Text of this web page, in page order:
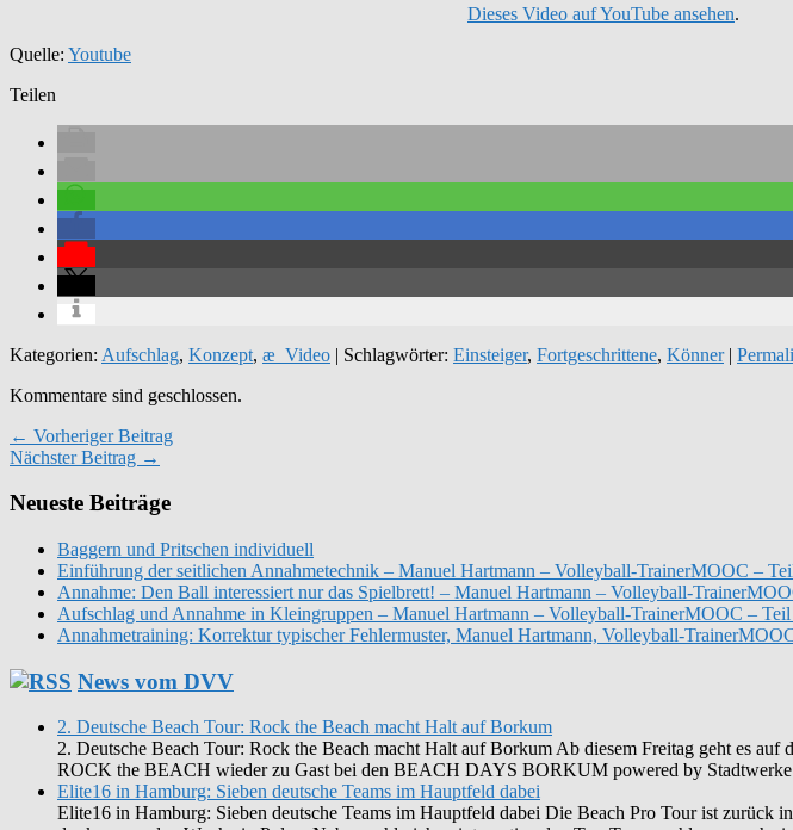
Dieses Video auf YouTube ansehen.
Quelle: Youtube
Teilen
Kategorien: Aufschlag, Konzept, æ_Video | Schlagwörter: Einsteiger, Fortgeschrittene, Könner|
Kommentare sind geschlossen.
← Vorheriger Beitrag
Nächster Beitrag →
Neueste Beiträge
Baggern und Pritschen individuell
Einführung der seitlichen Annahmetechnik – Manuel Hartmann – Volleyball-TrainerMOOC –
Annahme: Den Ball interessiert nur das Spielbrett! – Manuel Hartmann – Volleyball-
Aufschlag und Annahme in Kleingruppen – Manuel Hartmann – Volleyball-TrainerMOOC – Teil
Annahmetraining: Korrektur typischer Fehlermuster, Manuel Hartmann, Volleyball-
News vom DVV
2. Deutsche Beach Tour: Rock the Beach macht Halt auf Borkum
2. Deutsche Beach Tour: Rock the Beach macht Halt auf Borkum Ab diesem Freitag geht es
ROCK the BEACH wieder zu Gast bei den BEACH DAYS BORKUM powered by
Elite16 in Hamburg: Sieben deutsche Teams im Hauptfeld dabei
Elite16 in Hamburg: Sieben deutsche Teams im Hauptfeld dabei Die Beach Pro Tour ist